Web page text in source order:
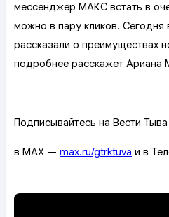
мессенджер МАКС встать в
можно в пару кликов.
рассказали о преимуществах
подробнее расскажет Ариана
Подписывайтесь на Вести Тыва
в MAX — max.ru/gtrktuva и в